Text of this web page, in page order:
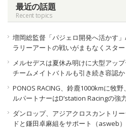
最近の話題
Recent topics
増岡総監督「パジェロ開発へ活かす
ラリーアートの戦いがまもなくスター
メルセデスは夏休み明けに大型アッ
チームメイトバトルも引き続き容認か
PONOS RACING、鈴鹿1000kmに牧
ルパートナーはD’station Racingの強
ダンロップ、アジアクロスカントリ
ドと鎌田卓麻組をサポート（asweb）